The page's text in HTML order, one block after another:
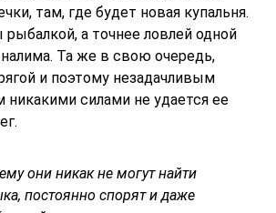
там, где будет новая купальня.
рыбалкой, а точнее ловлей одной
Та же в свою очередь,
и поэтому незадачливым
силами не удается ее
они никак не могут найти
постоянно спорят и даже